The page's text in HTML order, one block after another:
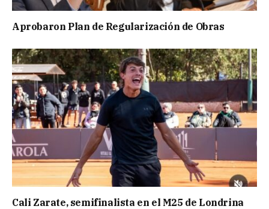
Aprobaron Plan de Regularización de Obras
Cali Zarate, semifinalista en el M25 de Londrina